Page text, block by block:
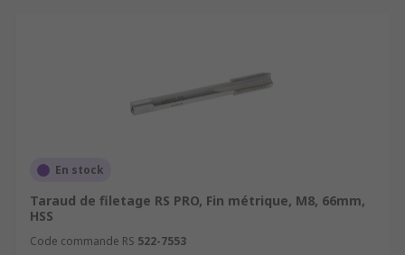
En stock
Taraud de filetage RS PRO, Fin métrique, M8, 66mm,
HSS
Code commande RS 522-7553